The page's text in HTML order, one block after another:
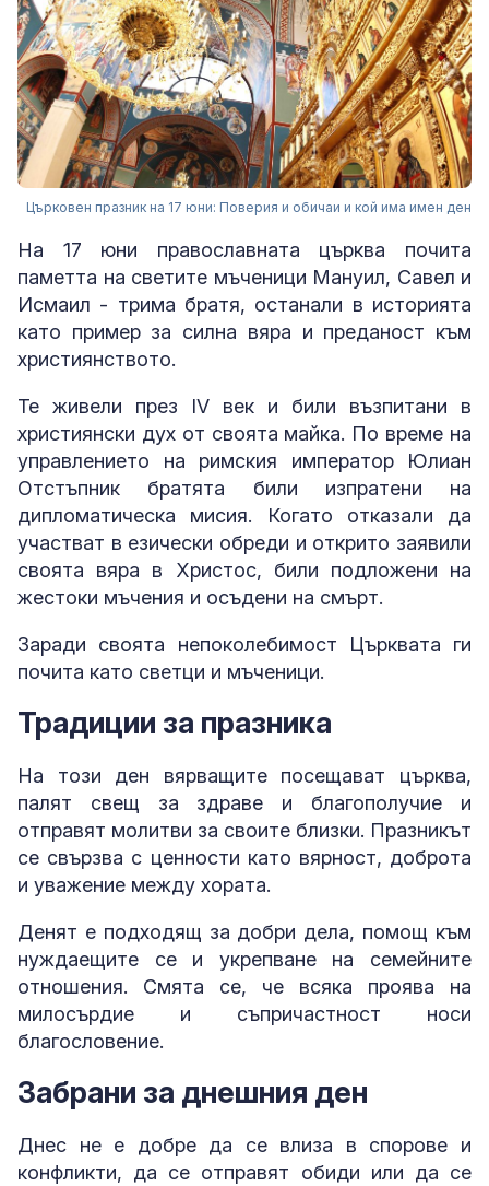
Църковен празник на 17 юни: Поверия и обичаи и кой има имен ден
На 17 юни православната църква почита
паметта на светите мъченици Мануил, Савел и
Исмаил - трима братя, останали в историята
като пример за силна вяра и преданост към
християнството.
Те живели през IV век и били възпитани в
християнски дух от своята майка. По време на
управлението на римския император Юлиан
Отстъпник братята били изпратени на
дипломатическа мисия. Когато отказали да
участват в езически обреди и открито заявили
своята вяра в Христос, били подложени на
жестоки мъчения и осъдени на смърт.
Заради своята непоколебимост Църквата ги
почита като светци и мъченици.
Традиции за празника
На този ден вярващите посещават църква,
палят свещ за здраве и благополучие и
отправят молитви за своите близки. Празникът
се свързва с ценности като вярност, доброта
и уважение между хората.
Денят е подходящ за добри дела, помощ към
нуждаещите се и укрепване на семейните
отношения. Смята се, че всяка проява на
милосърдие и съпричастност носи
благословение.
Забрани за днешния ден
Днес не е добре да се влиза в спорове и
конфликти, да се отправят обиди или да се